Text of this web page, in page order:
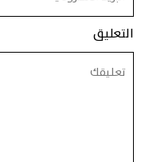
التعليق